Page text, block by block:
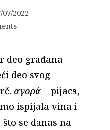
07/2022
deo građana
deo svog
αγορά = pijaca,
ispijala vina i
se danas na